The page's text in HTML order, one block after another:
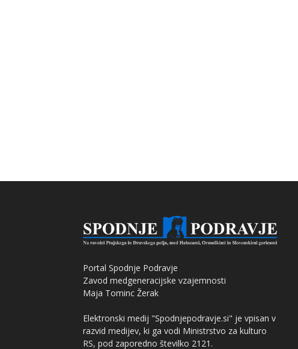
Portal Spodnje Podravje
Zavod medgeneracijske vzajemnosti
Maja Tominc Žerak
Elektronski medij "Spodnjepodravje.si" je vpisan v
razvid medijev, ki ga vodi Ministrstvo za kulturo
RS, pod zaporedno številko 2121.